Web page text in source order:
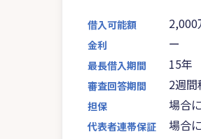
借入可能額 2,000
金利 ー
最長借入期間 15年
審査回答期間 2週間
担保 場合
代表者連帯保証 場合